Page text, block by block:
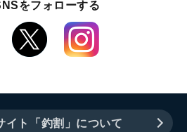
をフォローする
イト「釣割」について